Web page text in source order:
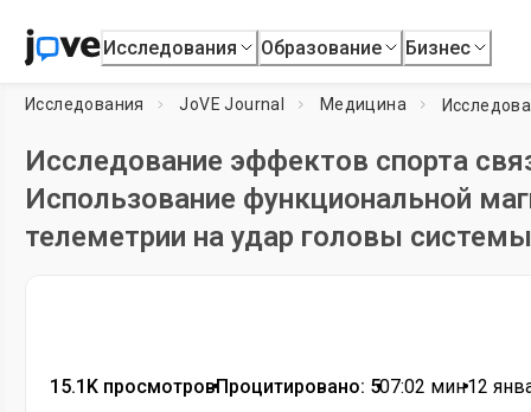
Исследования Образование Бизнес
Исследования JoVE Journal Медицина
Исследование эффектов спорта
Использование функциональной
телеметрии на удар головы системы
15.1K просмотров•Процитировано: 5•07:02 мин•12